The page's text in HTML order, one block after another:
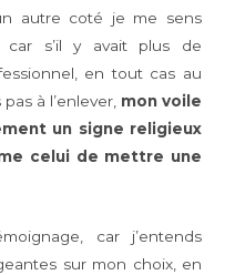
autre coté je me sens
s’il y avait plus de
en tout cas au
à l’enlever, mon voile
un signe religieux
celui de mettre une
car j’entends
sur mon choix, en